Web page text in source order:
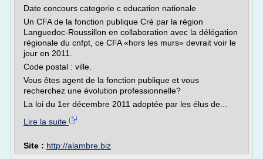
Date concours categorie c education nationale
Un CFA de la fonction publique Cré par la région
Languedoc-Roussillon en collaboration avec la délégation
régionale du cnfpt, ce CFA «hors les murs» devrait voir le
jour en 2011.
Code postal : ville.
Vous êtes agent de la fonction publique et vous
recherchez une évolution professionnelle?
La loi du 1er décembre 2011 adoptée par les élus de...
Lire la suite
Site : http://alambre.biz